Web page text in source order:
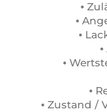
⦁
⦁
⦁
⦁
⦁
⦁ Zustand /